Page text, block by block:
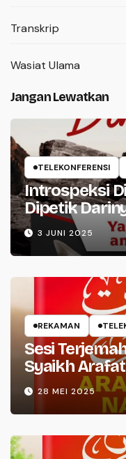
Transkrip
Wasiat Ulama
Jangan Lewatkan
TELEKONFERENSI
Introspeksi
Dipetik
3 JUNI 2025
REKAMAN
Sesi
Syaikh Arafat
28 MEI 2025